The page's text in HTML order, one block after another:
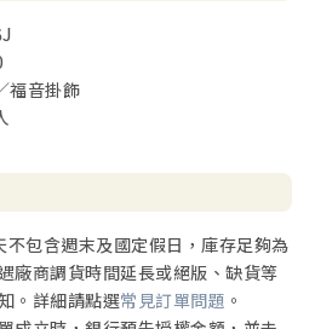
福音掛飾
包含週末及國定假日，庫存足夠為
廠商調貨時間延長或絕版、缺貨等
。詳細請點選常見訂單問題 。